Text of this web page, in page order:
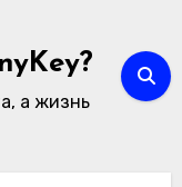
а жизнь